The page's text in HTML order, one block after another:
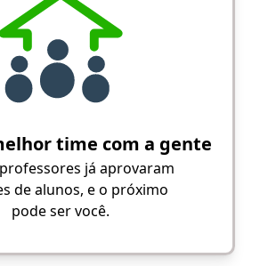
time com a gente
já aprovaram
de alunos, e o próximo
pode ser você.